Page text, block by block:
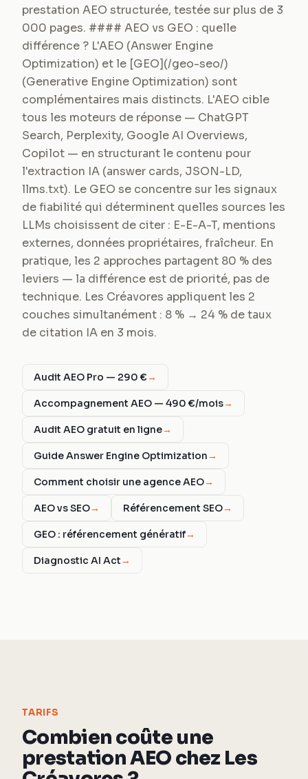
prestation AEO structurée, testée sur plus de 3
000 pages. #### AEO vs GEO : quelle
différence ? L'AEO (Answer Engine
Optimization) et le [GEO](/geo-seo/)
(Generative Engine Optimization) sont
complémentaires mais distincts. L'AEO cible
tous les moteurs de réponse — ChatGPT
Search, Perplexity, Google AI Overviews,
Copilot — en structurant le contenu pour
l'extraction IA (answer cards, JSON-LD,
llms.txt). Le GEO se concentre sur les signaux
de fiabilité qui déterminent quelles sources les
LLMs choisissent de citer : E-E-A-T, mentions
externes, données propriétaires, fraîcheur. En
pratique, les 2 approches partagent 80 % des
leviers — la différence est de priorité, pas de
technique. Les Créavores appliquent les 2
couches simultanément : 8 % → 24 % de taux
de citation IA en 3 mois.
Audit AEO Pro — 290 €→
Accompagnement AEO — 490 €/mois→
Audit AEO gratuit en ligne→
Guide Answer Engine Optimization→
Comment choisir une agence AEO→
AEO vs SEO→ Référencement SEO→
GEO : référencement génératif→
Diagnostic AI Act→
TARIFS
Combien coûte une
prestation AEO chez Les